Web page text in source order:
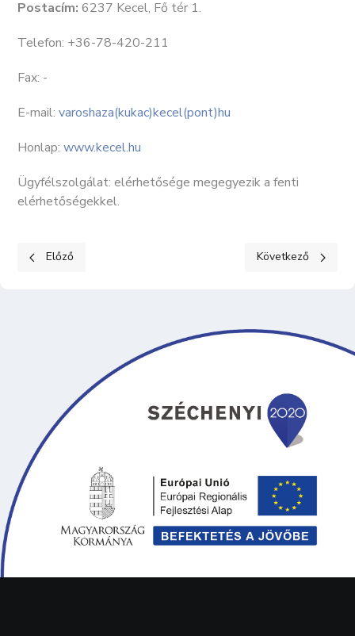
Postacím: 6237 Kecel, Fő tér 1.
Telefon: +36-78-420-211
Fax: -
E-mail: varoshaza(kukac)kecel(pont)hu
Honlap: www.kecel.hu
Ügyfélszolgálat: elérhetősége megegyezik a fenti
elérhetőségekkel.
Előző cikk: KÖZÉRDEKŰ ADATOK III. Gazdálkodási adatok 8
Előző Következő cikk:
Következő